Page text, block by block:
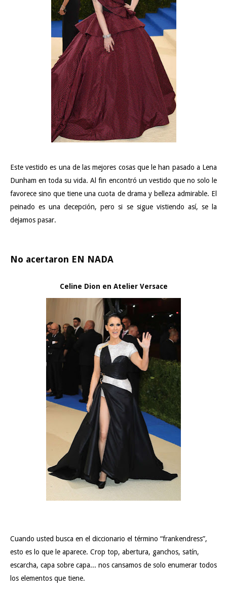
Este vestido es una de las mejores cosas que le han pasado a Lena
Dunham en toda su vida. Al fin encontró un vestido que no solo le
favorece sino que tiene una cuota de drama y belleza admirable. El
peinado es una decepción, pero si se sigue vistiendo así, se la
dejamos pasar.
No acertaron EN NADA
Celine Dion en Atelier Versace
Cuando usted busca en el diccionario el término “frankendress”,
esto es lo que le aparece. Crop top, abertura, ganchos, satín,
escarcha, capa sobre capa... nos cansamos de solo enumerar todos
los elementos que tiene.